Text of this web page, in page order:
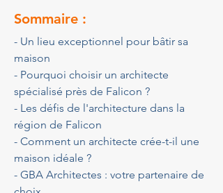
Sommaire :
- Un lieu exceptionnel pour bâtir sa
maison
- Pourquoi choisir un architecte
spécialisé près de Falicon ?
- Les défis de l'architecture dans la
région de Falicon
- Comment un architecte crée-t-il une
maison idéale ?
- GBA Architectes : votre partenaire de